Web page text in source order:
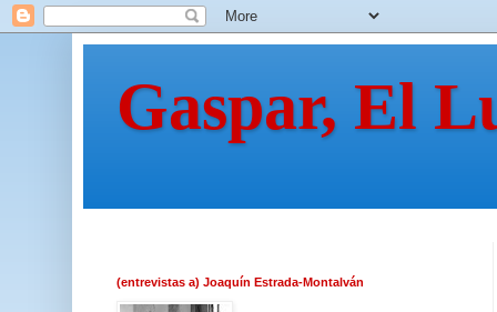
Gaspar, El
(entrevistas a) Joaquín Estrada-Montalván